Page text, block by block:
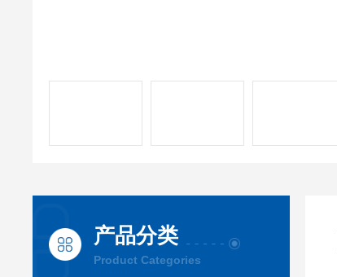
产品分类
Product Categories